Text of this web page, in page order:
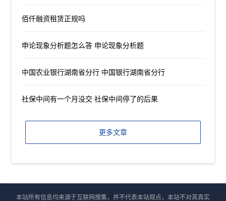
佰仟融资租赁正规吗
申论现象分析题怎么答 申论现象分析题
中国农业银行湖南省分行 中国银行湖南省分行
社保中间有一个月没交 社保中间停了的后果
更多文章
本站所有信息均来源于互联网搜集，并不代表本站观点，本站不对其真实